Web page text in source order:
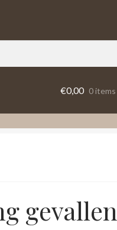
€0,00 0 items
gevallen